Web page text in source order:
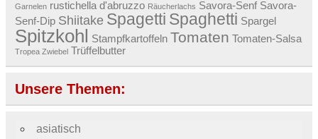
Garnelen rustichella d'abruzzo Räucherlachs Savora-Senf Savora-
Senf-Dip Shiitake Spagetti Spaghetti Spargel
Spitzkohl Stampfkartoffeln Tomaten Tomaten-Salsa
Tropea Zwiebel Trüffelbutter
Unsere Themen:
asiatisch